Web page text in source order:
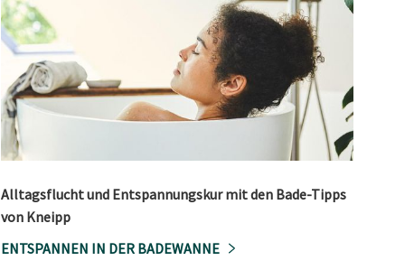
Alltagsflucht und Entspannungskur mit den Bade-Tipps
von Kneipp
ENTSPANNEN IN DER BADEWANNE